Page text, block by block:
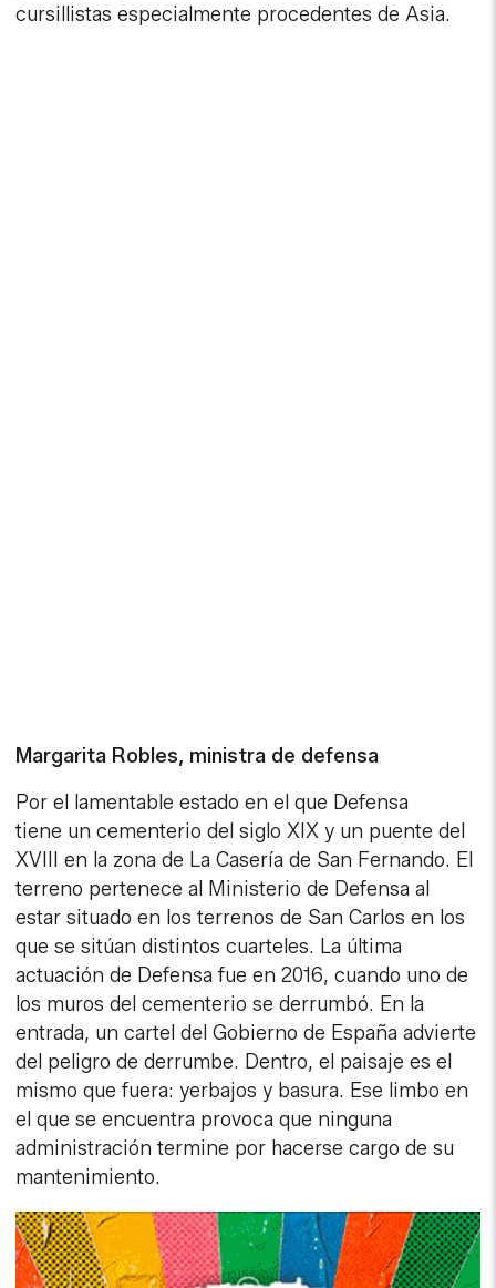
cursillistas especialmente procedentes de Asia.
Margarita Robles, ministra de defensa
Por el lamentable estado en el que Defensa
tiene un cementerio del siglo XIX y un puente del
XVIII en la zona de La Casería de San Fernando. El
terreno pertenece al Ministerio de Defensa al
estar situado en los terrenos de San Carlos en los
que se sitúan distintos cuarteles. La última
actuación de Defensa fue en 2016, cuando uno de
los muros del cementerio se derrumbó. En la
entrada, un cartel del Gobierno de España advierte
del peligro de derrumbe. Dentro, el paisaje es el
mismo que fuera: yerbajos y basura. Ese limbo en
el que se encuentra provoca que ninguna
administración termine por hacerse cargo de su
mantenimiento.